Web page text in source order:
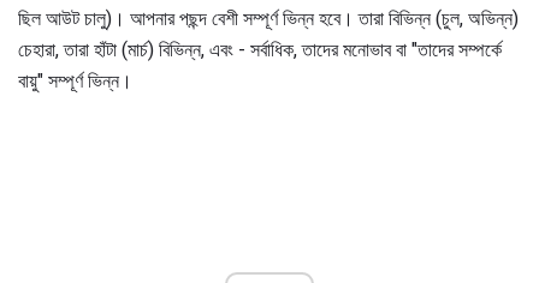
ছিল আউট চালু)। আপনার পছন্দ বেশী সম্পূর্ণ ভিন্ন হবে। তারা বিভিন্ন (চুল, অভিন্ন)
চেহারা, তারা হাঁটা (মার্চ) বিভিন্ন, এবং - সর্বাধিক, তাদের মনোভাব বা "তাদের সম্পর্কে
বায়ু" সম্পূর্ণ ভিন্ন।